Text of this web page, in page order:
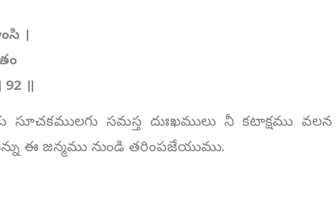
।
॥
సూచకములగు సమస్త దుఃఖములు నీ కటాక్షము వలన
ఈ జన్మము నుండి తరింపజేయుము.